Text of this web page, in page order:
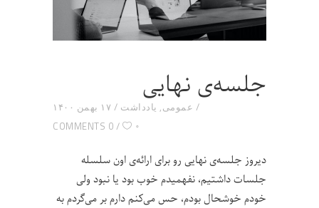
جلسه‌ی نهایی
۱۷ بهمن ۱۴۰۰ عمومی, یادداشت
0 COMMENTS
۰
دیروز جلسه‌ی نهایی رو برای ارائه‌ی اون سلسله
جلسات داشتیم، نفهمیدم خوب بود یا نبود ولی
خودم خوشحال بودم، حس می‌کنم دارم بر می‌گردم به